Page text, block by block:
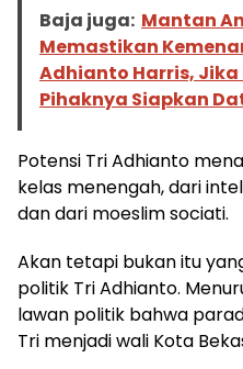
Baja juga: Mantan
Memastikan
Adhianto Harris, Jika
Pihaknya Siapkan
Potensi Tri Adhianto
kelas menengah, dari
dan dari moeslim sociati.
Akan tetapi bukan itu
politik Tri Adhianto.
lawan politik bahwa
Tri menjadi wali Kota